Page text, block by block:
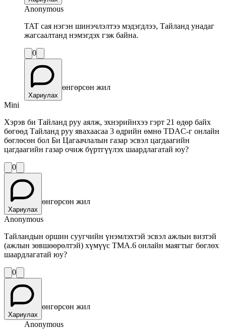
Anonymous
TAT сая нэгэн шинэчлэлтээ мэдэгдлээ, Тайланд унадаг
жагсаалтанд нэмэгдэх гэж байна.
0
Хариулах
өнгөрсөн жил
Mini
Хэрэв би Тайланд руу аялж, эхнэрийнхээ гэрт 21 өдөр байх
бөгөөд Тайланд руу явахаасаа 3 өдрийн өмнө TDAC-г онлайн
бөглөсөн бол Би Цагаачлалын газар эсвэл цагдаагийн
цагдаагийн газар очиж бүртгүүлэх шаардлагатай юу?
0
Хариулах
өнгөрсөн жил
Anonymous
Тайландын оршин суугчийн үнэмлэхтэй эсвэл ажлын визтэй
(ажлын зөвшөөрөлтэй) хүмүүс ТМА.6 онлайн маягтыг бөглөх
шаардлагатай юу?
0
Хариулах
өнгөрсөн жил
Anonymous